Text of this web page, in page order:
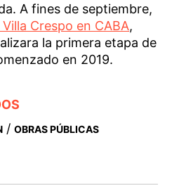
A fines de septiembre,
Crespo en CABA,
la primera etapa de
en 2019.
/ OBRAS PÚBLICAS